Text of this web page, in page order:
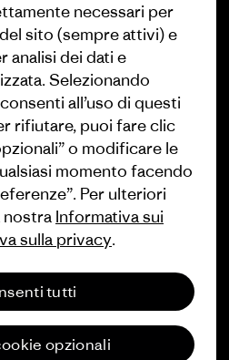
program
di affiliazione
Svizzera Mappa del
Reserved.
necessari per
sito (sempre attivi) e
analisi dei dati e
Selezionando
all’uso di questi
rifiutare, puoi fare clic
o modificare le
momento facendo
Per ulteriori
nostra Informativa sui
sulla privacy.
tutti
opzionali